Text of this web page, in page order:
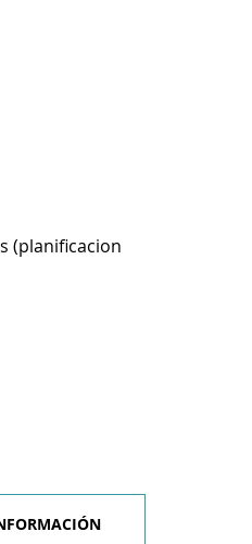
(planificacion